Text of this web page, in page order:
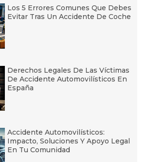
Los 5 Errores Comunes Que Debes
Evitar Tras Un Accidente De Coche
Derechos Legales De Las Víctimas
De Accidente Automovilísticos En
España
Accidente Automovilísticos:
Impacto, Soluciones Y Apoyo Legal
En Tu Comunidad